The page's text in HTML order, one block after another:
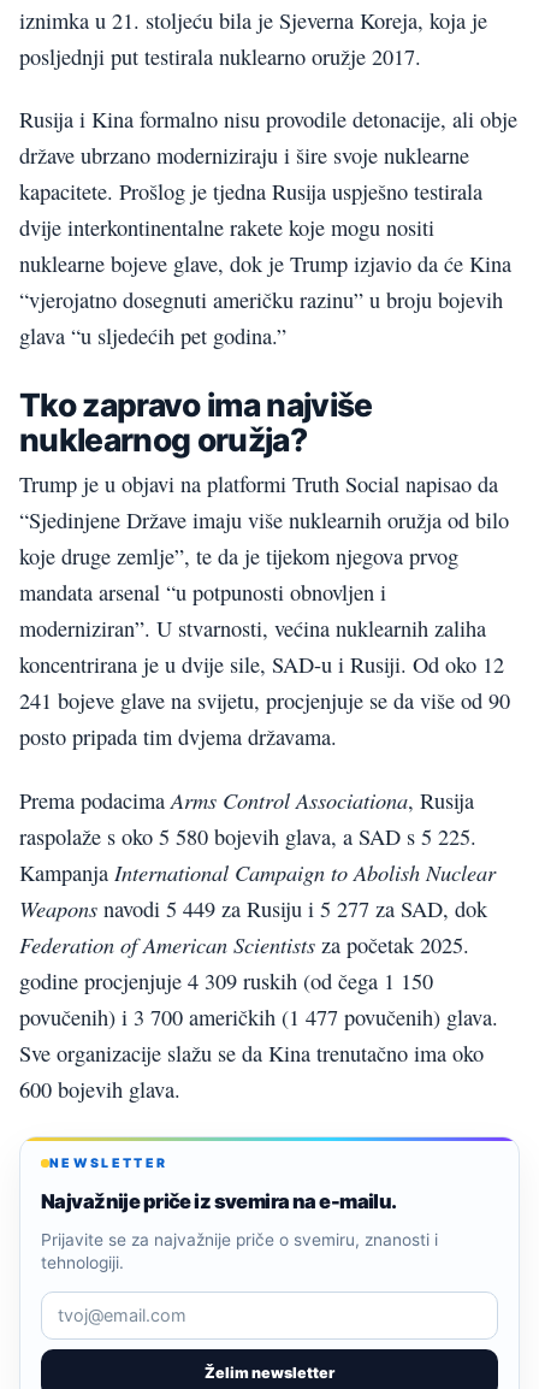
iznimka u 21. stoljeću bila je Sjeverna Koreja, koja je
posljednji put testirala nuklearno oružje 2017.
Rusija i Kina formalno nisu provodile detonacije, ali obje
države ubrzano moderniziraju i šire svoje nuklearne
kapacitete. Prošlog je tjedna Rusija uspješno testirala
dvije interkontinentalne rakete koje mogu nositi
nuklearne bojeve glave, dok je Trump izjavio da će Kina
“vjerojatno dosegnuti američku razinu” u broju bojevih
glava “u sljedećih pet godina.”
Tko zapravo ima najviše
nuklearnog oružja?
Trump je u objavi na platformi Truth Social napisao da
“Sjedinjene Države imaju više nuklearnih oružja od bilo
koje druge zemlje”, te da je tijekom njegova prvog
mandata arsenal “u potpunosti obnovljen i
moderniziran”. U stvarnosti, većina nuklearnih zaliha
koncentrirana je u dvije sile, SAD-u i Rusiji. Od oko 12
241 bojeve glave na svijetu, procjenjuje se da više od 90
posto pripada tim dvjema državama.
Prema podacima Arms Control Associationa, Rusija
raspolaže s oko 5 580 bojevih glava, a SAD s 5 225.
Kampanja International Campaign to Abolish Nuclear
Weapons navodi 5 449 za Rusiju i 5 277 za SAD, dok
Federation of American Scientists za početak 2025.
godine procjenjuje 4 309 ruskih (od čega 1 150
povučenih) i 3 700 američkih (1 477 povučenih) glava.
Sve organizacije slažu se da Kina trenutačno ima oko
600 bojevih glava.
NEWSLETTER
Najvažnije priče iz svemira na e-mailu.
Želim newsletter
Prijavite se za najvažnije priče o svemiru, znanosti i
tehnologiji.